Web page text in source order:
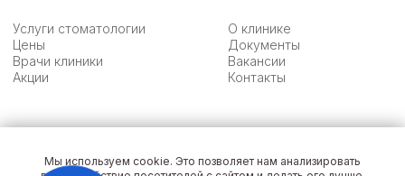
Услуги стоматологии
Цены
Врачи клиники
Акции
О клинике
Документы
Вакансии
Контакты
Л011-02121-21/01334551
ИНН 21303455645
Мы используем cookie. Это позволяет нам анализировать